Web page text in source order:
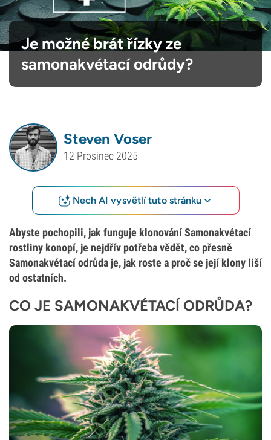
Je možné brát řízky ze
samonakvétací odrůdy?
Steven Voser
12 Prosinec 2025
Nech AI vysvětlí tuto stránku
Abyste pochopili, jak funguje klonování Samonakvétací
rostliny konopí, je nejdřív potřeba vědět, co přesně
Samonakvétací odrůda je, jak roste a proč se její klony liší
od ostatních.
CO JE SAMONAKVÉTACÍ ODRŮDA?